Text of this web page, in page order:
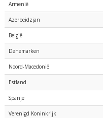
Armenië
Azerbeidzjan
België
Denemarken
Noord-Macedonië
Estland
Spanje
Verenigd Koninkrijk